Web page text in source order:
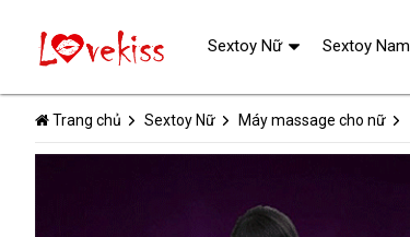
Trang chủ Sextoy Nữ Máy massage cho nữ
Sextoy Nữ Sextoy Nam